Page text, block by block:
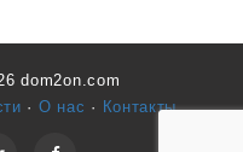
dom2on.com
· О нас · Контакты